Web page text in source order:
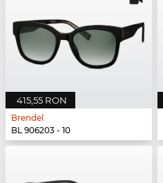
415,55 RON
Brendel
BL 906203 - 10